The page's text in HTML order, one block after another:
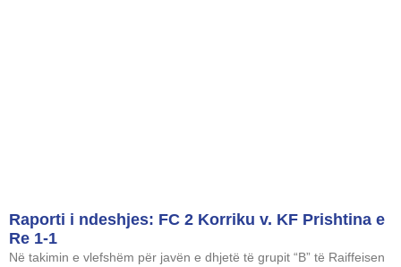
Raporti i ndeshjes: FC 2 Korriku v. KF Prishtina e
Re 1-1
Në takimin e vlefshëm për javën e dhjetë të grupit “B” të Raiffeisen